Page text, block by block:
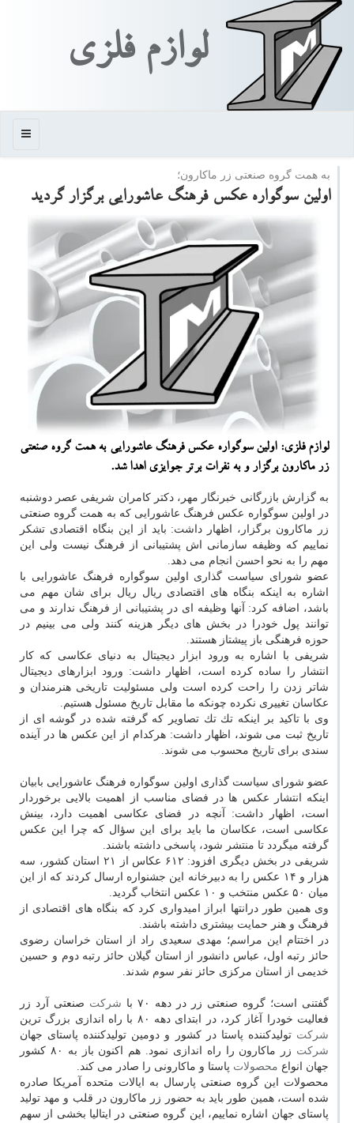
لوازم فلزی
منو
به همت گروه صنعتی زر ماكارون؛
اولین سوگواره عكس فرهنگ عاشورایی برگزار گردید
لوازم فلزی: اولین سوگواره عكس فرهنگ عاشورایی به همت گروه صنعتی
زر ماكارون برگزار و به نفرات برتر جوایزی اهدا شد.
به گزارش بازرگانی خبرنگار مهر، دكتر كامران شریفی عصر دوشنبه
در اولین سوگواره عكس فرهنگ عاشورایی كه به همت گروه صنعتی
زر ماكارون برگزار، اظهار داشت: باید از این بنگاه اقتصادی تشكر
نماییم كه وظیفه سازمانی اش پشتیبانی از فرهنگ نیست ولی این
مهم را به نحو احسن انجام می دهد.
عضو شورای سیاست گذاری اولین سوگواره فرهنگ عاشورایی با
اشاره به اینكه بنگاه های اقتصادی ریال ریال برای شان مهم می
باشد، اضافه كرد: آنها وظیفه ای در پشتیبانی از فرهنگ ندارند و می
توانند پول خودرا در بخش های دیگر هزینه كنند ولی می بینیم در
حوزه فرهنگی باز پیشتاز هستند.
شریفی با اشاره به ورود ابزار دیجیتال به دنیای عكاسی كه كار
انتشار را ساده كرده است، اظهار داشت: ورود ابزارهای دیجیتال
شاتر زدن را راحت كرده است ولی مسئولیت تاریخی هنرمندان و
عكاسان تغییری نكرده چونكه ما مقابل تاریخ مسئول هستیم.
وی با تاكید بر اینكه تك تك تصاویر كه گرفته شده در گوشه ای از
تاریخ ثبت می شوند، اظهار داشت: هركدام از این عكس ها در آینده
سندی برای تاریخ محسوب می شوند.
عضو شورای سیاست گذاری اولین سوگواره فرهنگ عاشورایی بابیان
اینكه انتشار عكس ها در فضای مناسب از اهمیت بالایی برخوردار
است، اظهار داشت: آنچه در فضای عكاسی اهمیت دارد، بینش
عكاسی است، عكاسان ما باید برای این سؤال كه چرا این عكس
گرفته میگردد تا منتشر شود، پاسخی داشته باشند.
شریفی در بخش دیگری افزود: ۶۱۲ عكاس از ۲۱ استان كشور، سه
هزار و ۱۴ عكس را به دبیرخانه این جشنواره ارسال كردند كه از این
میان ۵۰ عكس منتخب و ۱۰ عكس انتخاب گردید.
وی همین طور درانتها ابراز امیدواری كرد كه بنگاه های اقتصادی از
فرهنگ و هنر حمایت بیشتری داشته باشند.
در اختتام این مراسم؛ مهدی سعیدی راد از استان خراسان رضوی
حائز رتبه اول، عباس دانشور از استان گیلان حائز رتبه دوم و حسین
خدیمی از استان مركزی حائز نفر سوم شدند.
گفتنی است؛ گروه صنعتی زر در دهه ۷۰ با شركت صنعتی آرد زر
فعالیت خودرا آغاز كرد، در ابتدای دهه ۸۰ با راه اندازی بزرگ ترین
شركت تولیدكننده پاستا در كشور و دومین تولیدكننده پاستای جهان
شركت
زر ماكارون را راه اندازی نمود. هم اكنون باز به ۸۰ كشور
جهان انواع محصولات پاستا و ماكارونی را صادر می كند.
محصولات این گروه صنعتی پارسال به ایالات متحده آمریكا صادره
شده است، همین طور باید به حضور زر ماكارون در قلب و مهد تولید
پاستای جهان اشاره نماییم، این گروه صنعتی در ایتالیا بخشی از سهم